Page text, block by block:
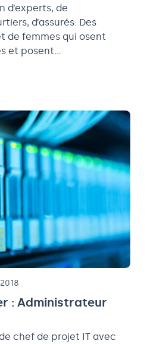
d’experts, de
d’assurés. Des
de femmes qui osent
et posent…
: Administrateur
chef de projet IT avec